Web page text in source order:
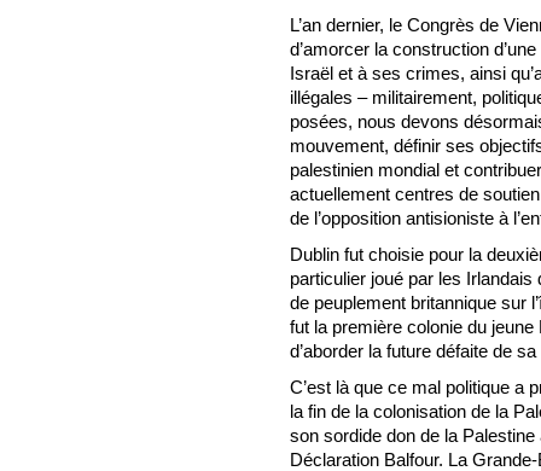
L’an dernier, le Congrès de
d’amorcer la construction
Israël et à ses crimes, ainsi
illégales – militairement,
posées, nous devons
mouvement, définir ses
palestinien mondial et
actuellement centres de
de l’opposition antisioniste à
Dublin fut choisie pour la
particulier joué par les Irlandais
de peuplement britannique sur
fut la première colonie du
d’aborder la future défaite de
C’est là que ce mal politique a
la fin de la colonisation de la
son sordide don de la
Déclaration Balfour. La